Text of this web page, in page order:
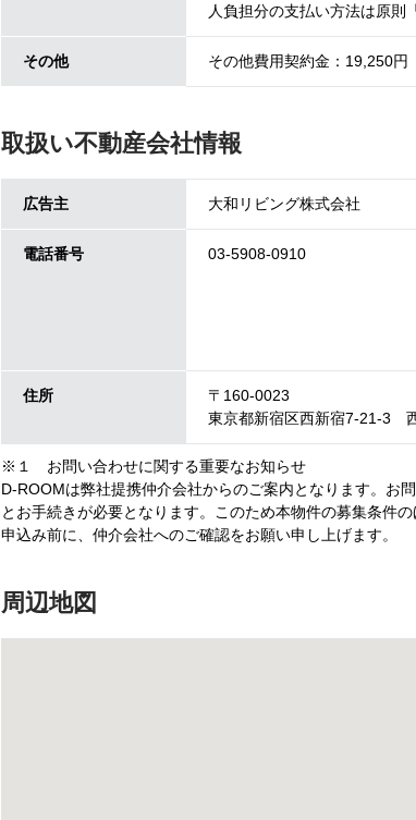
人負担分の支払い方法は原
その他 その他費用契約金：19,250
取扱い不動産会社情報
広告主 大和リビング株式会社
電話番号 03-5908-0910
住所
〒160-0023
東京都新宿区西新宿7-21-3
※１ お問い合わせに関する重要なお知らせ
D-ROOMは弊社提携仲介会社からのご案内となります。お
とお手続きが必要となります。このため本物件の募集条件
申込み前に、仲介会社へのご確認をお願い申し上げます。
周辺地図